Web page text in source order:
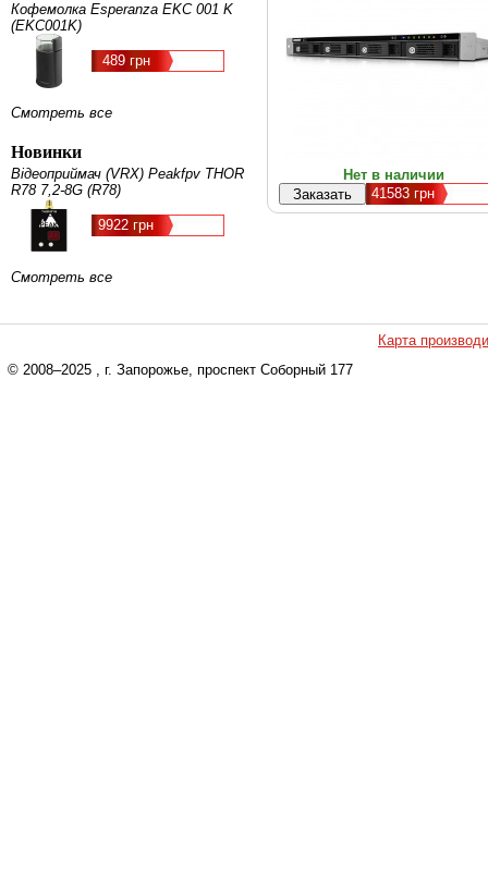
Кофемолка Esperanza EKC 001 K
(EKC001K)
489 грн
Смотреть все
Новинки
Відеоприймач (VRX) Peakfpv THOR
R78 7,2-8G (R78)
9922 грн
Смотреть все
Нет в наличии
41583грн
Карта
© 2008–2025 , г. Запорожье, проспект Соборный 177